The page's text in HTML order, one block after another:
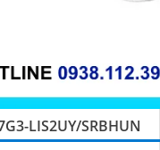
LIS2UY/SRBHUN